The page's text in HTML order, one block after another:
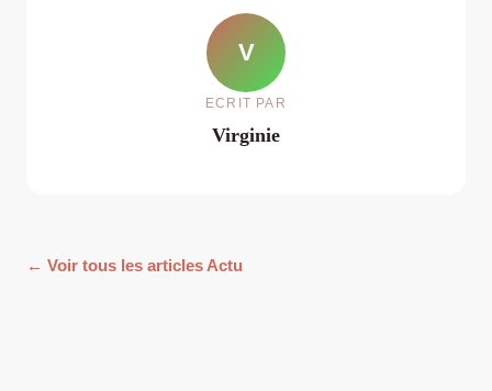
V
ECRIT PAR
Virginie
← Voir tous les articles Actu